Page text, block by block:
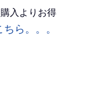
入よりお得
ら。。。